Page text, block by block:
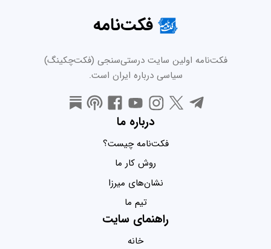
فکت‌نامه
فکت‌نامه اولین سایت درستی‌سنجی (فکت‌چکینگ)
سیاسی درباره ایران است.
درباره ما
فکت‌نامه چیست؟
روش کار ما
نشان‌های میرزا
تیم ما
راهنمای سایت
خانه